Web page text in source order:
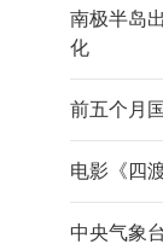
南极半岛
化
前五个月
电影《四
中央气象